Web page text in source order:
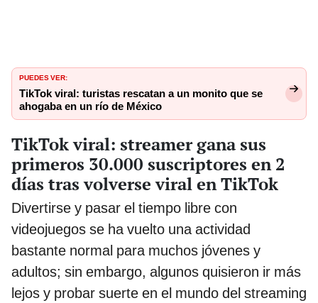
PUEDES VER:
TikTok viral: turistas rescatan a un monito que se
ahogaba en un río de México
TikTok viral: streamer gana sus
primeros 30.000 suscriptores en 2
días tras volverse viral en TikTok
Divertirse y pasar el tiempo libre con
videojuegos se ha vuelto una actividad
bastante normal para muchos jóvenes y
adultos; sin embargo, algunos quisieron ir más
lejos y probar suerte en el mundo del streaming